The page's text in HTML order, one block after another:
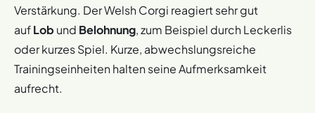
konsequenten Führung. Er braucht tägliche Bewegung
und geistige Auslastung.
DasSozialverhaltengegenüber anderen Hunden ist
unterschiedlich. Manche Corgis neigen zu Dominanz.
Eine gute Sozialisierung ist entscheidend für
dieVerträglichkeit
aufwendig, muss aber eingeplant werden.
DerZeitaufwandfür Erziehung, Training und
Beschäftigung ist nicht zu unterschätzen. Neulinge
ohneHundeerfahrungmüssen bereit sein, viel Zeit zu
investieren und sich Wissen anzueignen.
Verstärkung. Der Welsh Corgi reagiert sehr gut
aufLob und Belohnung, zum Beispiel durch Leckerlis
oder kurzes Spiel. Kurze, abwechslungsreiche
Trainingseinheiten halten seine Aufmerksamkeit
aufrecht.